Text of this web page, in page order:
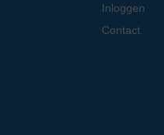
Inloggen
Contact